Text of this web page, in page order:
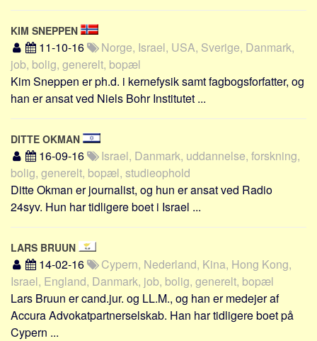
Forhistorien
Redigering
Tekstannoncer
Bannere
KIM SNEPPEN
11-10-16
Norge, Israel, USA, Sverige, Danmark,
job, bolig, generelt, bopæl
Kim Sneppen er ph.d. i kernefysik samt fagbogsforfatter, og
han er ansat ved Niels Bohr Institutet ...
DITTE OKMAN
16-09-16
Israel, Danmark, uddannelse, forskning,
bolig, generelt, bopæl, studieophold
Ditte Okman er journalist, og hun er ansat ved Radio
24syv. Hun har tidligere boet i Israel ...
LARS BRUUN
14-02-16
Cypern, Nederland, Kina, Hong Kong,
Israel, England, Danmark, job, bolig, generelt, bopæl
Lars Bruun er cand.jur. og LL.M., og han er medejer af
Accura Advokatpartnerselskab. Han har tidligere boet på
Cypern ...